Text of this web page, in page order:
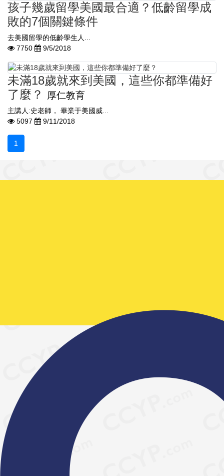
孩子幾歲留學美國最合適？低齡留學成
敗的7個關鍵條件
​​​ 去美國留學的低齡學生人...
7750
9/5/2018
未滿18歲就來到美國，這些你都準備好
了麼？
厚仁教育
​主講人:史老師， 畢業于美國威...
5097
9/11/2018
1